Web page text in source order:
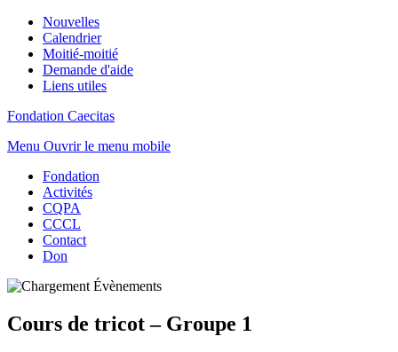
Nouvelles
Calendrier
Moitié-moitié
Demande d'aide
Liens utiles
Fondation Caecitas
Menu Ouvrir le menu mobile
Fondation
Activités
CQPA
CCCL
Contact
Don
Cours de tricot – Groupe 1